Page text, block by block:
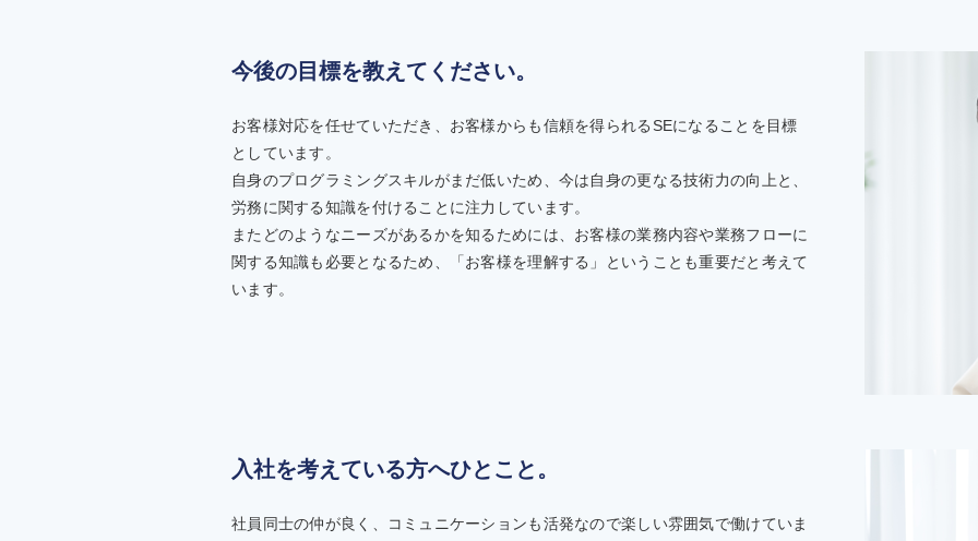
今後の目標を教えてください。
お客様対応を任せていただき、お客様からも信頼を得られるSEになることを目標
としています。
自身のプログラミングスキルがまだ低いため、今は自身の更なる技術力の向上と、
労務に関する知識を付けることに注力しています。
またどのようなニーズがあるかを知るためには、お客様の業務内容や業務フローに
関する知識も必要となるため、「お客様を理解する」ということも重要だと考えて
います。
入社を考えている方へひとこと。
社員同士の仲が良く、コミュニケーションも活発なので楽しい雰囲気で働けていま